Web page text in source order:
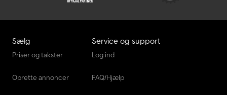
Sælg
Priser og takster
Oprette annoncer
Service og support
Log ind
FAQ/Hjælp